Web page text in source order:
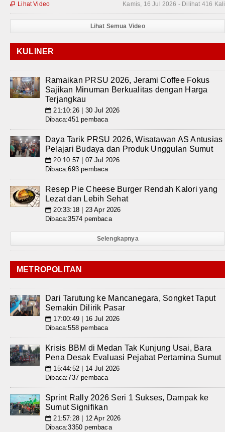
Kamis, 16 Jul 2026 - Dilihat 416 Kali
 Lihat Video
Lihat Semua Video
KULINER
Ramaikan PRSU 2026, Jerami Coffee Fokus
Sajikan Minuman Berkualitas dengan Harga
Terjangkau
📅 21:10:26 | 30 Jul 2026
Dibaca:451 pembaca
Daya Tarik PRSU 2026, Wisatawan AS Antusias
Pelajari Budaya dan Produk Unggulan Sumut
📅 20:10:57 | 07 Jul 2026
Dibaca:693 pembaca
Resep Pie Cheese Burger Rendah Kalori yang
Lezat dan Lebih Sehat
📅 20:33:18 | 23 Apr 2026
Dibaca:3574 pembaca
Selengkapnya
METROPOLITAN
Dari Tarutung ke Mancanegara, Songket Taput
Semakin Dilirik Pasar
📅 17:00:49 | 16 Jul 2026
Dibaca:558 pembaca
Krisis BBM di Medan Tak Kunjung Usai, Bara
Pena Desak Evaluasi Pejabat Pertamina Sumut
📅 15:44:52 | 14 Jul 2026
Dibaca:737 pembaca
Sprint Rally 2026 Seri 1 Sukses, Dampak ke
Sumut Signifikan
📅 21:57:28 | 12 Apr 2026
Dibaca:3350 pembaca